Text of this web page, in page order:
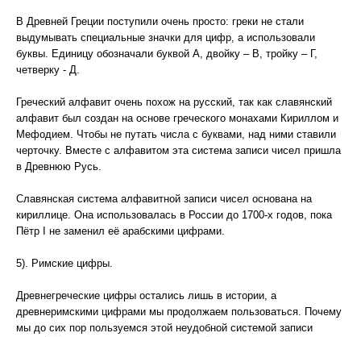
В Древней Греции поступили очень просто: греки не стали
выдумывать специальные значки для цифр, а использовали
буквы. Единицу обозначали буквой А, двойку – В, тройку – Г,
четверку - Д.
Греческий алфавит очень похож на русский, так как славянский
алфавит был создан на основе греческого монахами Кириллом и
Мефодием. Чтобы не путать числа с буквами, над ними ставили
черточку. Вместе с алфавитом эта система записи чисел пришла
в Древнюю Русь.
Славянская система алфавитной записи чисел основана на
кириллице. Она использовалась в России до 1700-х годов, пока
Пётр I не заменил её арабскими цифрами.
5). Римские цифры.
Древнегреческие цифры остались лишь в истории, а
древнеримскими цифрами мы продолжаем пользоваться. Почему
мы до сих пор пользуемся этой неудобной системой записи